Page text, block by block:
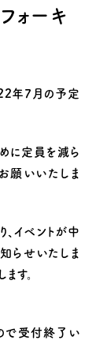
ォーキ
年7月の予定
に定員を減ら
願いいたしま
イベントが中
らせいたしま
す。
で受付終了い